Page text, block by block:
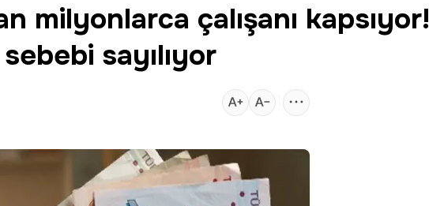
milyonlarca çalışanı kapsıyor!
sayılıyor